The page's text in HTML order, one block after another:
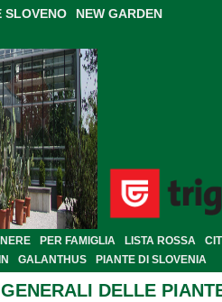
SLOVENO NEW GARDEN
PER FAMIGLIA LISTA ROSSA
GALANTHUS PIANTE DI SLOVENIA
DELLE